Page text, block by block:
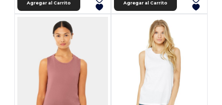
Agregar al Carrito Agregar al Carrito